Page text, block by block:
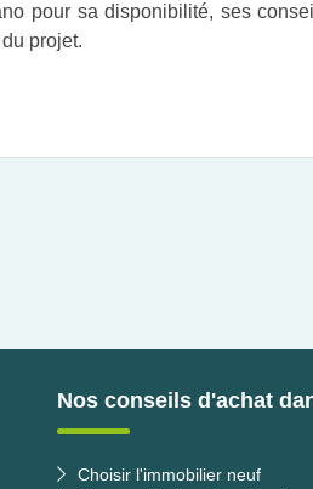
pour sa disponibilité, ses
projet.​
Nos conseils d'achat
Choisir l'immobilier neuf